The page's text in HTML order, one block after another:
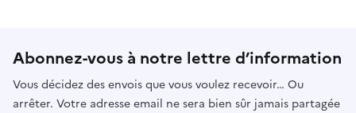
Abonnez-vous à notre lettre d’information
Vous décidez des envois que vous voulez recevoir… Ou
arrêter. Votre adresse email ne sera bien sûr jamais partagée